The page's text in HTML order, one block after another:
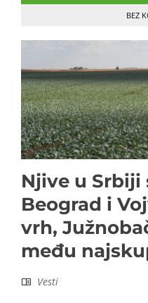
BEZ
Njive u Srbiji
Beograd i
vrh,
među
Vesti